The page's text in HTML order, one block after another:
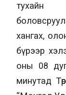
тухайн
хангах,
бүрээр
оны 08
минутад